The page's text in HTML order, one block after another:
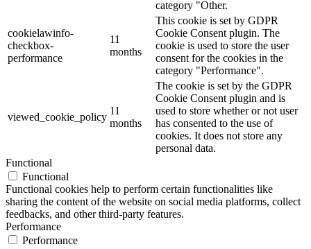
category "Other.
cookielawinfo-
checkbox-
performance
11
months
This cookie is set by GDPR
Cookie Consent plugin. The
cookie is used to store the user
consent for the cookies in the
category "Performance".
viewed_cookie_policy
11
months
The cookie is set by the GDPR
Cookie Consent plugin and is
used to store whether or not user
has consented to the use of
cookies. It does not store any
personal data.
Functional
Functional
Functional cookies help to perform certain functionalities like
sharing the content of the website on social media platforms, collect
feedbacks, and other third-party features.
Performance
Performance